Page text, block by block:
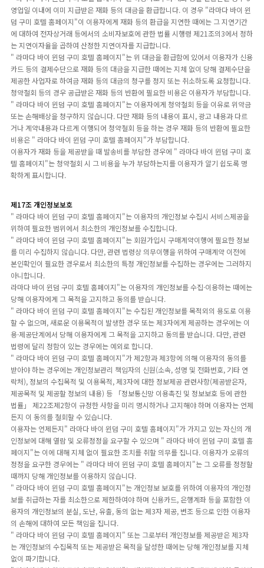
영업일 이내에 이미 지급받은 재화 등의 대금을 환급합니다. 이 경우 "라마다 바이 윈
덤 구미 호텔 홈페이지"이 이용자에게 재화 등의 환급을 지연한 때에는 그 지연기간
에 대하여 전자상거래 등에서의 소비자보호에 관한 법률 시행령 제21조의3에서 정하
는 지연이자율을 곱하여 산정한 지연이자를 지급합니다.
" 라마다 바이 윈덤 구미 호텔 홈페이지"는 위 대금을 환급함에 있어서 이용자가 신용
카드 등의 결제수단으로 재화 등의 대금을 지급한 때에는 지체 없이 당해 결제수단을
제공한 사업자로 하여금 재화 등의 대금의 청구를 정지 또는 취소하도록 요청합니다.
청약철회 등의 경우 공급받은 재화 등의 반환에 필요한 비용은 이용자가 부담합니다.
" 라마다 바이 윈덤 구미 호텔 홈페이지"는 이용자에게 청약철회 등을 이유로 위약금
또는 손해배상을 청구하지 않습니다. 다만 재화 등의 내용이 표시, 광고 내용과 다르
거나 계약내용과 다르게 이행되어 청약철회 등을 하는 경우 재화 등의 반환에 필요한
비용은 " 라마다 바이 윈덤 구미 호텔 홈페이지"가 부담합니다.
이용자가 재화 등을 제공받을 때 발송비를 부담한 경우에 " 라마다 바이 윈덤 구미 호
텔 홈페이지"는 청약철회 시 그 비용을 누가 부담하는지를 이용자가 알기 쉽도록 명
확하게 표시합니다.
제17조 개인정보보호
" 라마다 바이 윈덤 구미 호텔 홈페이지"는 이용자의 개인정보 수집시 서비스제공을
위하여 필요한 범위에서 최소한의 개인정보를 수집합니다.
" 라마다 바이 윈덤 구미 호텔 홈페이지"는 회원가입시 구매계약이행에 필요한 정보
를 미리 수집하지 않습니다. 다만, 관련 법령상 의무이행을 위하여 구매계약 이전에
본인확인이 필요한 경우로서 최소한의 특정 개인정보를 수집하는 경우에는 그러하지
아니합니다.
라마다 바이 윈덤 구미 호텔 홈페이지"는 이용자의 개인정보를 수집·이용하는 때에는
당해 이용자에게 그 목적을 고지하고 동의를 받습니다.
" 라마다 바이 윈덤 구미 호텔 홈페이지"는 수집된 개인정보를 목적외의 용도로 이용
할 수 없으며, 새로운 이용목적이 발생한 경우 또는 제3자에게 제공하는 경우에는 이
용·제공단계에서 당해 이용자에게 그 목적을 고지하고 동의를 받습니다. 다만, 관련
법령에 달리 정함이 있는 경우에는 예외로 합니다.
" 라마다 바이 윈덤 구미 호텔 홈페이지"가 제2항과 제3항에 의해 이용자의 동의를
받아야 하는 경우에는 개인정보관리 책임자의 신원(소속, 성명 및 전화번호, 기타 연
락처), 정보의 수집목적 및 이용목적, 제3자에 대한 정보제공 관련사항(제공받은자,
제공목적 및 제공할 정보의 내용) 등 「정보통신망 이용촉진 및 정보보호 등에 관한
법률」 제22조제2항이 규정한 사항을 미리 명시하거나 고지해야 하며 이용자는 언제
든지 이 동의를 철회할 수 있습니다.
이용자는 언제든지" 라마다 바이 윈덤 구미 호텔 홈페이지"가 가지고 있는 자신의 개
인정보에 대해 열람 및 오류정정을 요구할 수 있으며 " 라마다 바이 윈덤 구미 호텔 홈
페이지"는 이에 대해 지체 없이 필요한 조치를 취할 의무를 집니다. 이용자가 오류의
정정을 요구한 경우에는 " 라마다 바이 윈덤 구미 호텔 홈페이지"는 그 오류를 정정할
때까지 당해 개인정보를 이용하지 않습니다.
" 라마다 바이 윈덤 구미 호텔 홈페이지"는 개인정보 보호를 위하여 이용자의 개인정
보를 취급하는 자를 최소한으로 제한하여야 하며 신용카드, 은행계좌 등을 포함한 이
용자의 개인정보의 분실, 도난, 유출, 동의 없는 제3자 제공, 변조 등으로 인한 이용자
의 손해에 대하여 모든 책임을 집니다.
" 라마다 바이 윈덤 구미 호텔 홈페이지" 또는 그로부터 개인정보를 제공받은 제3자
는 개인정보의 수집목적 또는 제공받은 목적을 달성한 때에는 당해 개인정보를 지체
없이 파기합니다.